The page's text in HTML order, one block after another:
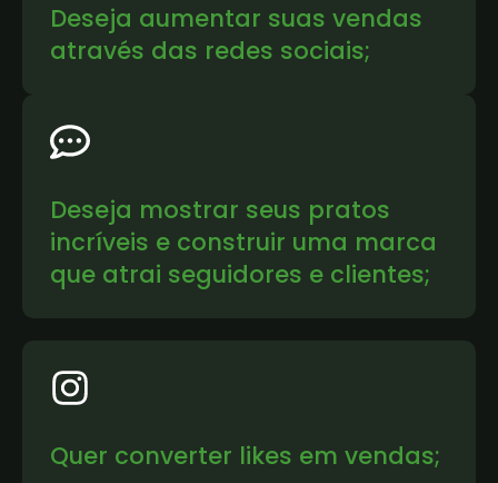
Deseja aumentar suas vendas
através das redes sociais;
Deseja mostrar seus pratos
incríveis e construir uma marca
que atrai seguidores e clientes;
Quer converter likes em vendas;